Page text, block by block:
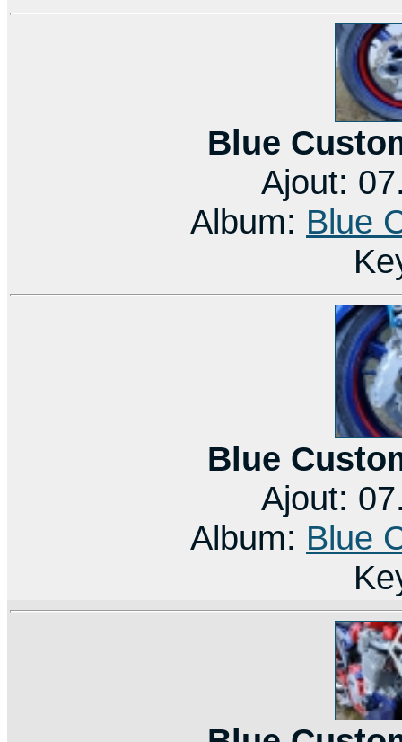
Blue
Ajout:
Album: Blue
Blue
Ajout:
Album: Blue